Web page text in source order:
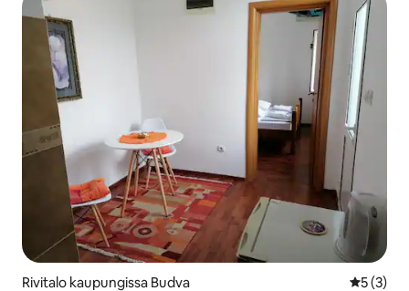
Rivitalo kaupungissa Budva
5 (3)